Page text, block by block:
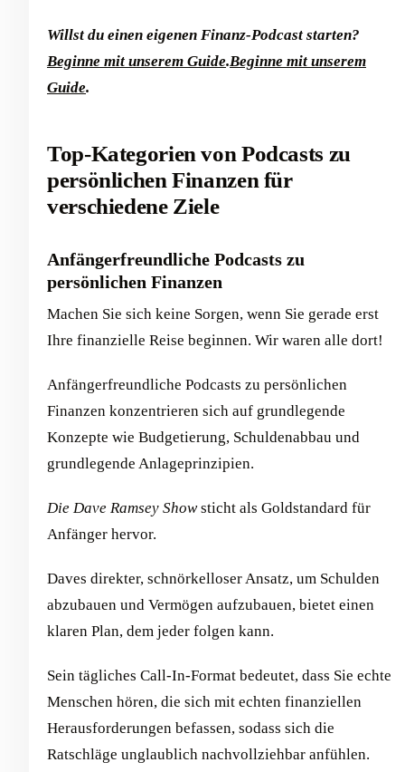
Willst du einen eigenen Finanz-Podcast starten?
Beginne mit unserem Guide.Beginne mit unserem
Guide.
Top-Kategorien von Podcasts zu
persönlichen Finanzen für
verschiedene Ziele
Anfängerfreundliche Podcasts zu
persönlichen Finanzen
Machen Sie sich keine Sorgen, wenn Sie gerade erst
Ihre finanzielle Reise beginnen. Wir waren alle dort!
Anfängerfreundliche Podcasts zu persönlichen
Finanzen konzentrieren sich auf grundlegende
Konzepte wie Budgetierung, Schuldenabbau und
grundlegende Anlageprinzipien.
Die Dave Ramsey Showsticht als Goldstandard für
Anfänger hervor.
Daves direkter, schnörkelloser Ansatz, um Schulden
abzubauen und Vermögen aufzubauen, bietet einen
klaren Plan, dem jeder folgen kann.
Sein tägliches Call-In-Format bedeutet, dass Sie echte
Menschen hören, die sich mit echten finanziellen
Herausforderungen befassen, sodass sich die
Ratschläge unglaublich nachvollziehbar anfühlen.